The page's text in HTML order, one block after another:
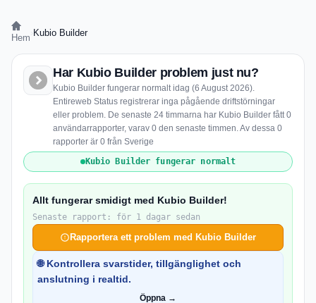
Hem Kubio Builder
Har Kubio Builder problem just nu?
Kubio Builder fungerar normalt idag (6 August 2026).
Entireweb Status registrerar inga pågående driftstörningar
eller problem. De senaste 24 timmarna har Kubio Builder fått 0
användarrapporter, varav 0 den senaste timmen. Av dessa 0
rapporter är 0 från Sverige
Kubio Builder fungerar normalt
Allt fungerar smidigt med Kubio Builder!
Senaste rapport: för 1 dagar sedan
Rapportera ett problem med Kubio Builder
🌐 Kontrollera svarstider, tillgänglighet och
anslutning i realtid.
Öppna →